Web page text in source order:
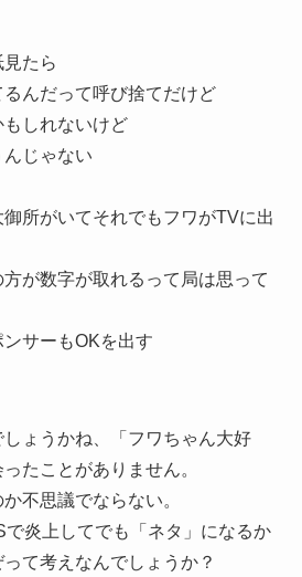
たら
んだって呼び捨てだけど
しれないけど
じゃない
所がいてそれでもフワがTVに出
が数字が取れるって局は思って
サーもOKを出す
ょうかね、「フワちゃん大好
たことがありません。
不思議でならない。
炎上してでも「ネタ」になるか
て考えなんでしょうか？